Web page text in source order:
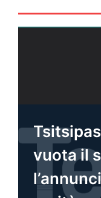
vuota il